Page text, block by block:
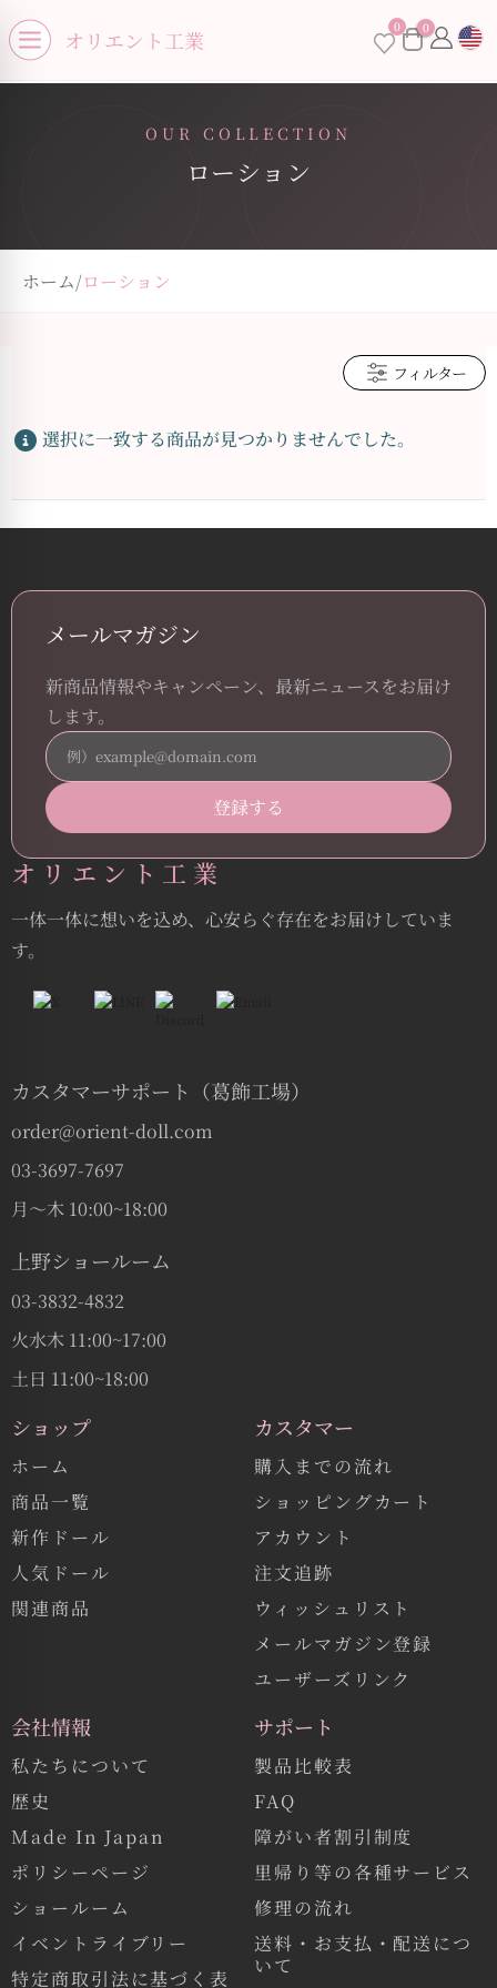
Open menu
オリエント工業 0 0
menu
OUR COLLECTION
ローション
ホーム/ローション
フィルター
選択に一致する商品が見つかりませんでした。
メールマガジン
新商品情報やキャンペーン、最新ニュースをお届け
します。
オリエント工業
一体一体に想いを込め、心安らぐ存在をお届けしていま
す。
カスタマーサポート（葛飾工場）
order@orient-doll.com
03-3697-7697
月〜木 10:00~18:00
上野ショールーム
03-3832-4832
火水木 11:00~17:00
土日 11:00~18:00
ショップ
ホーム
商品一覧
新作ドール
人気ドール
関連商品
カスタマー
購入までの流れ
ショッピングカート
アカウント
注文追跡
ウィッシュリスト
メールマガジン登録
ユーザーズリンク
会社情報
私たちについて
歴史
Made In Japan
ポリシーページ
ショールーム
イベントライブリー
特定商取引法に基づく表
サポート
製品比較表
FAQ
障がい者割引制度
里帰り等の各種サービス
修理の流れ
送料・お支払・配送につ
いて